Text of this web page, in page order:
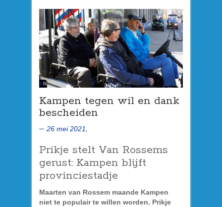
Kampen tegen wil en dank
bescheiden
26 mei 2021,
Prikje stelt Van Rossems
gerust: Kampen blijft
provinciestadje
Maarten van Rossem maande Kampen
niet te populair te willen worden. Prikje